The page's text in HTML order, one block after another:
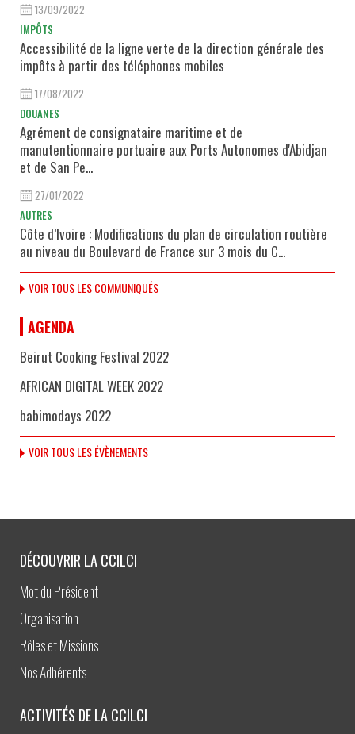
13/09/2022
IMPÔTS
Accessibilité de la ligne verte de la direction générale des
impôts à partir des téléphones mobiles
17/08/2022
DOUANES
Agrément de consignataire maritime et de
manutentionnaire portuaire aux Ports Autonomes d'Abidjan
et de San Pe...
27/01/2022
AUTRES
Côte d’Ivoire : Modifications du plan de circulation routière
au niveau du Boulevard de France sur 3 mois du C...
VOIR TOUS LES COMMUNIQUÉS
AGENDA
Beirut Cooking Festival 2022
AFRICAN DIGITAL WEEK 2022
babimodays 2022
VOIR TOUS LES ÉVÈNEMENTS
DÉCOUVRIR LA CCILCI
Mot du Président
Organisation
Rôles et Missions
Nos Adhérents
ACTIVITÉS DE LA CCILCI